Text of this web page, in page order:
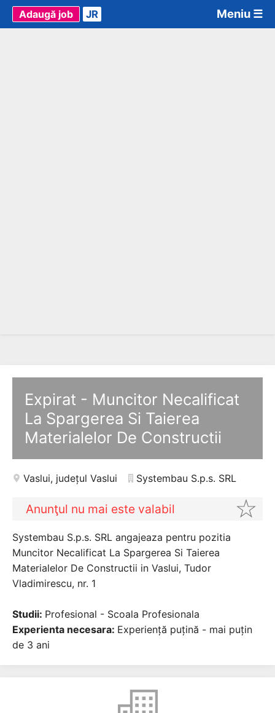
Meniu ☰
Adaugă job JR
Expirat - Muncitor Necalificat
La Spargerea Si Taierea
Materialelor De Constructii
Vaslui, județul Vaslui Systembau S.p.s. SRL
Anunţul nu mai este valabil
Systembau S.p.s. SRL angajeaza pentru pozitia
Muncitor Necalificat La Spargerea Si Taierea
Materialelor De Constructii in Vaslui, Tudor
Vladimirescu, nr. 1
Studii: Profesional - Scoala Profesionala
Experienta necesara: Experiență puțină - mai puțin
de 3 ani